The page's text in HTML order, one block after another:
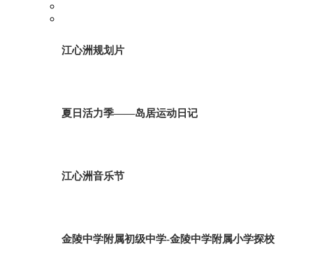
江心洲规划片
夏日活力季——岛居运动日记
江心洲音乐节
金陵中学附属初级中学-金陵中学附属小学探校